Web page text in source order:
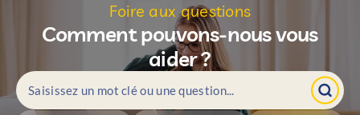
Foire aux questions
Comment pouvons-nous vous
aider ?